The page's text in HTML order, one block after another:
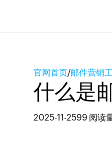
官网首页/邮件营销
什么是
2025-11-2599 阅读